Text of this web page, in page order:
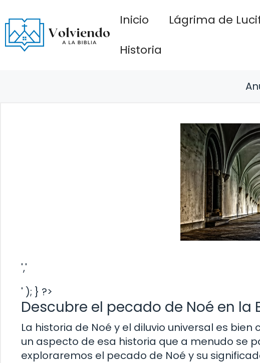
al
contenido
Inicio Lágrima de
Historia
','
' ); } ?>
Descubre el pecado de Noé en
La historia de Noé y el diluvio universal es
un aspecto de esa historia que a menudo se
exploraremos el pecado de Noé y su